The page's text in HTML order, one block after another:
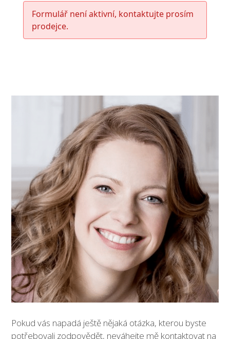
Formulář není aktivní, kontaktujte prosím
prodejce.
Pokud vás napadá ještě nějaká otázka, kterou byste
potřebovali zodpovědět, neváhejte mě kontaktovat na